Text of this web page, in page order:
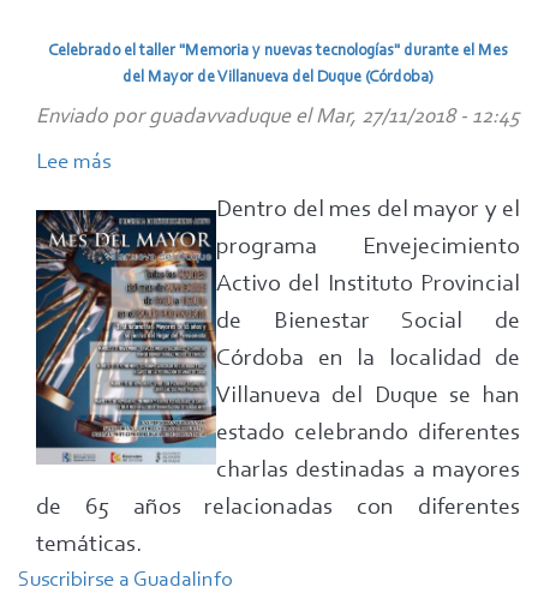
la
plataforma
de
con
las
TIC
“En
Buena
Edad”
en
su
Celebrado el taller "Memoria y nuevas tecnologías" durante el Mes
del Mayor de Villanueva del Duque (Córdoba)
Enviado porguadavvaduqueelMar, 27/11/2018 - 12:45
Lee más
el
taller
"Memoria
y
nuevas
tecnologías"
durante
el
Mes
Mayor
Dentro del mes del mayor y el
programa Envejecimiento
Activo del Instituto Provincial
de Bienestar Social de
Córdoba en la localidad de
Villanueva del Duque se han
estado celebrando diferentes
charlas destinadas a mayores
de 65 años relacionadas con diferentes
temáticas.
Suscribirse a Guadalinfo